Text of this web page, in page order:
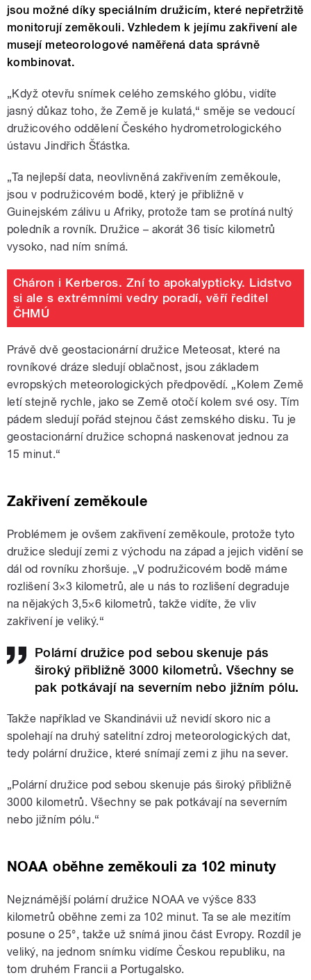
jsou možné díky speciálním družicím, které nepřetržitě
monitorují zeměkouli. Vzhledem k jejímu zakřivení ale
musejí meteorologové naměřená data správně
kombinovat.
„Když otevřu snímek celého zemského glóbu, vidíte
jasný důkaz toho, že Země je kulatá,“ směje se vedoucí
družicového oddělení Českého hydrometrologického
ústavu Jindřich Šťástka.
„Ta nejlepší data, neovlivněná zakřivením zeměkoule,
jsou v podružicovém bodě, který je přibližně v
Guinejském zálivu u Afriky, protože tam se protíná nultý
poledník a rovník. Družice – akorát 36 tisíc kilometrů
vysoko, nad ním snímá.
Cháron i Kerberos. Zní to apokalypticky. Lidstvo
si ale s extrémními vedry poradí, věří ředitel
ČHMÚ
Právě dvě geostacionární družice Meteosat, které na
rovníkové dráze sledují oblačnost, jsou základem
evropských meteorologických předpovědí. „Kolem Země
letí stejně rychle, jako se Země otočí kolem své osy. Tím
pádem sledují pořád stejnou část zemského disku. Tu je
geostacionární družice schopná naskenovat jednou za
15 minut.“
Zakřivení zeměkoule
Problémem je ovšem zakřivení zeměkoule, protože tyto
družice sledují zemi z východu na západ a jejich vidění se
dál od rovníku zhoršuje. „V podružicovém bodě máme
rozlišení 3×3 kilometrů, ale u nás to rozlišení degraduje
na nějakých 3,5×6 kilometrů, takže vidíte, že vliv
zakřivení je veliký.“
Polární družice pod sebou skenuje pás
široký přibližně 3000 kilometrů. Všechny se
pak potkávají na severním nebo jižním pólu.
Takže například ve Skandinávii už nevidí skoro nic a
spolehají na druhý satelitní zdroj meteorologických dat,
tedy polární družice, které snímají zemi z jihu na sever.
„Polární družice pod sebou skenuje pás široký přibližně
3000 kilometrů. Všechny se pak potkávají na severním
nebo jižním pólu.“
NOAA oběhne zeměkouli za 102 minuty
Nejznámější polární družice NOAA ve výšce 833
kilometrů oběhne zemi za 102 minut. Ta se ale mezitím
posune o 25°, takže už snímá jinou část Evropy. Rozdíl je
veliký, na jednom snímku vidíme Českou republiku, na
tom druhém Francii a Portugalsko.